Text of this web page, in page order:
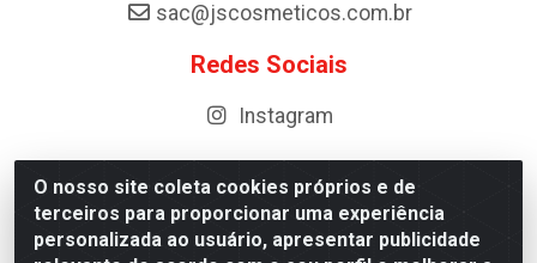
O nosso site coleta cookies próprios e de
terceiros para proporcionar uma experiência
personalizada ao usuário, apresentar publicidade
sac@jscosmeticos.com.br
Redes Sociais
Instagram
Distribuidora de Cosméticos Antoneto LTDA - BA-052,
km 87 - Industrial, Ipirá - BA, 44600-000 - CNPJ